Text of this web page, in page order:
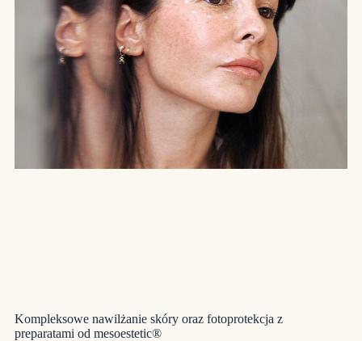
Kompleksowe nawilżanie skóry oraz fotoprotekcja z
preparatami od mesoestetic®